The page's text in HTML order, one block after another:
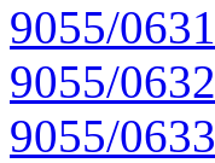
9055/0631
9055/0632
9055/0633